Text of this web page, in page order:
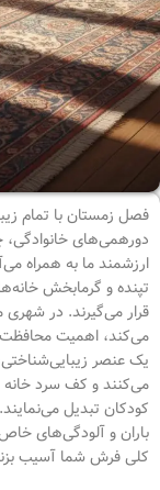
فصل زمستان با تمام
دورهمی‌های
ارزشمند ما به همراه
تپنده و گرمابخش
قرار می‌گیرند. در
می‌کند، اهمیت
یک عنصر
می‌کنند و کف سرد خانه
کودکان تبدیل
باران و آلودگی‌های
کلی فرش شما آسیب